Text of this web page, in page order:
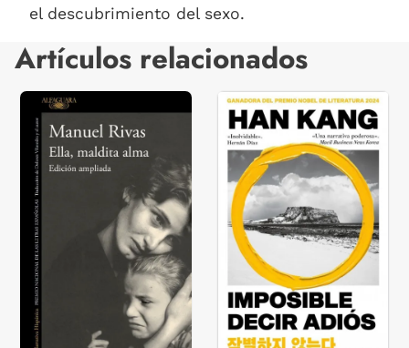
el descubrimiento del sexo.
Artículos relacionados